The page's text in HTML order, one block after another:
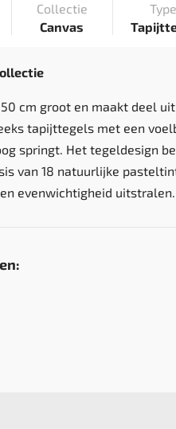
Collectie
Canvas
Type
50 cm groot en maakt deel
tapijttegels met een
springt. Het tegeldesign
van 18 natuurlijke
evenwichtigheid uitstralen.